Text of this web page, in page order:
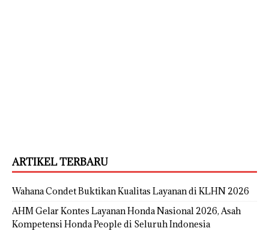
ARTIKEL TERBARU
Wahana Condet Buktikan Kualitas Layanan di KLHN 2026
AHM Gelar Kontes Layanan Honda Nasional 2026, Asah
Kompetensi Honda People di Seluruh Indonesia